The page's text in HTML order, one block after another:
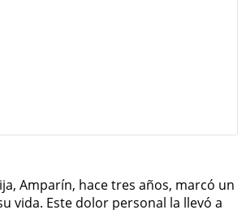
Amparín, hace tres años, marcó un
vida. Este dolor personal la llevó a